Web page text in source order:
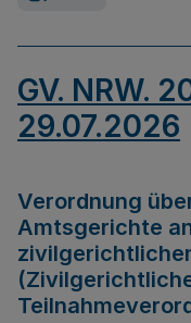
GV. NRW.
29.07.2026
Verordnung
Amtsgerichte